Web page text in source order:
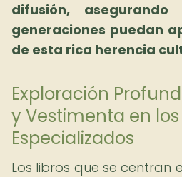
difusión,
generaciones puedan
de esta rica herencia
Exploración
y Vestimenta en los
Especializados
Los libros que se centran